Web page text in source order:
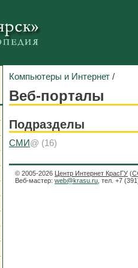
Компьютеры и Интернет /
Веб-порталы
Подразделы
СМИ@ (16)
© 2005-2026 Центр Интернет КрасГУ (
Веб-мастер: web@krasu.ru , тел. +7